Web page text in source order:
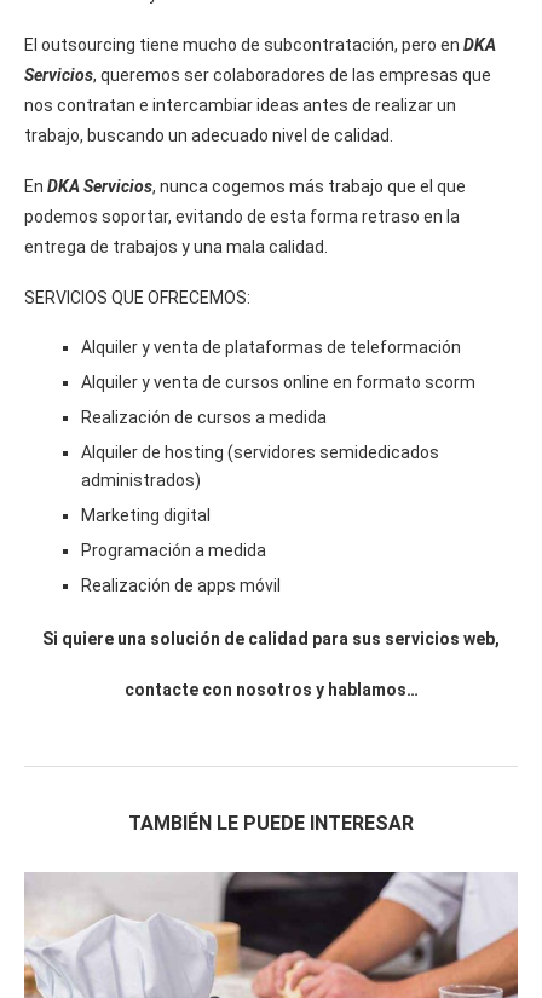
El outsourcing tiene mucho de subcontratación, pero en DKA
Servicios, queremos ser colaboradores de las empresas que
nos contratan e intercambiar ideas antes de realizar un
trabajo, buscando un adecuado nivel de calidad.
En DKA Servicios, nunca cogemos más trabajo que el que
podemos soportar, evitando de esta forma retraso en la
entrega de trabajos y una mala calidad.
SERVICIOS QUE OFRECEMOS:
Alquiler y venta de plataformas de teleformación
Alquiler y venta de cursos online en formato scorm
Realización de cursos a medida
Alquiler de hosting (servidores semidedicados
administrados)
Marketing digital
Programación a medida
Realización de apps móvil
Si quiere una solución de calidad para sus servicios web,
contacte con nosotros y hablamos…
TAMBIÉN LE PUEDE INTERESAR